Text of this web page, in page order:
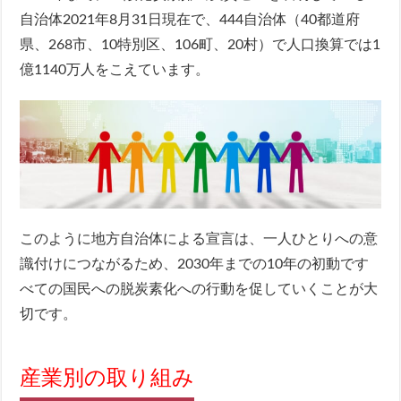
自治体2021年8月31日現在で、444自治体（40都道府
県、268市、10特別区、106町、20村）で人口換算では1
億1140万人をこえています。
このように地方自治体による宣言は、一人ひとりへの意
識付けにつながるため、2030年までの10年の初動です
べての国民への脱炭素化への行動を促していくことが大
切です。
産業別の取り組み